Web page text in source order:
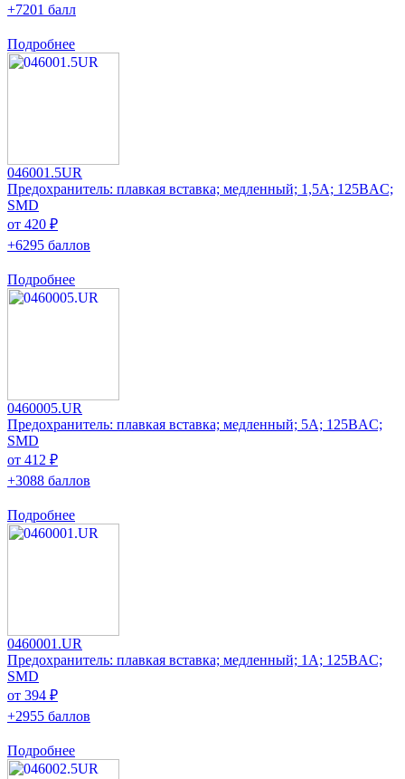
+7201 балл
Подробнее
046001.5UR
Предохранитель: плавкая вставка; медленный; 1,5А; 125ВAC;
SMD
от 420 ₽
+6295 баллов
Подробнее
0460005.UR
Предохранитель: плавкая вставка; медленный; 5А; 125ВAC;
SMD
от 412 ₽
+3088 баллов
Подробнее
0460001.UR
Предохранитель: плавкая вставка; медленный; 1А; 125ВAC;
SMD
от 394 ₽
+2955 баллов
Подробнее